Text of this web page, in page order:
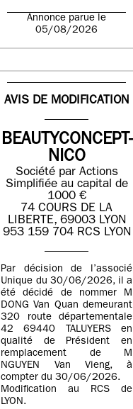
Annonce parue le
05/08/2026
AVIS DE MODIFICATION
BEAUTYCONCEPT-
NICO
Société par Actions
Simplifiée au capital de
1000 €
74 COURS DE LA
LIBERTE, 69003 LYON
953 159 704 RCS LYON
Par décision de l’associé
Unique du 30/06/2026, il a
été décidé de nommer M
DONG Van Quan demeurant
320 route départementale
42 69440 TALUYERS en
qualité de Président en
remplacement de M
NGUYEN Van Vieng, à
compter du 30/06/2026.
Modification au RCS de
LYON.